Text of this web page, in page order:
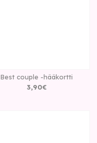
Best couple -hääkortti
3,90€